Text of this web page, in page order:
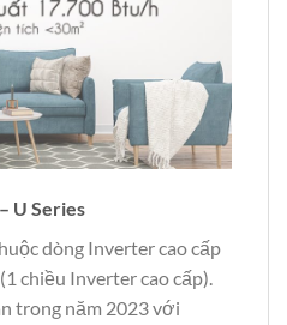
U Series
dòng Inverter cao cấp
chiều Inverter cao cấp).
trong năm 2023 với